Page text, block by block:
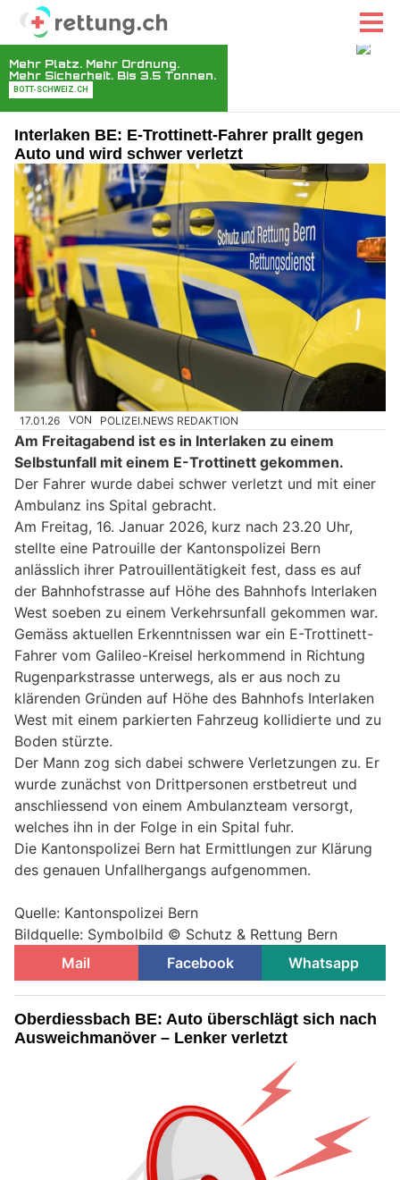
Interlaken BE: E-Trottinett-Fahrer prallt gegen
Auto und wird schwer verletzt
17.01.26 VON POLIZEI.NEWS REDAKTION
Am Freitagabend ist es in Interlaken zu einem
Selbstunfall mit einem E-Trottinett gekommen.
Der Fahrer wurde dabei schwer verletzt und mit einer
Ambulanz ins Spital gebracht.
Am Freitag, 16. Januar 2026, kurz nach 23.20 Uhr,
stellte eine Patrouille der Kantonspolizei Bern
anlässlich ihrer Patrouillentätigkeit fest, dass es auf
der Bahnhofstrasse auf Höhe des Bahnhofs Interlaken
West soeben zu einem Verkehrsunfall gekommen war.
Gemäss aktuellen Erkenntnissen war ein E-Trottinett-
Fahrer vom Galileo-Kreisel herkommend in Richtung
Rugenparkstrasse unterwegs, als er aus noch zu
klärenden Gründen auf Höhe des Bahnhofs Interlaken
West mit einem parkierten Fahrzeug kollidierte und zu
Boden stürzte.
Der Mann zog sich dabei schwere Verletzungen zu. Er
wurde zunächst von Drittpersonen erstbetreut und
anschliessend von einem Ambulanzteam versorgt,
welches ihn in der Folge in ein Spital fuhr.
Die Kantonspolizei Bern hat Ermittlungen zur Klärung
des genauen Unfallhergangs aufgenommen.
Quelle: Kantonspolizei Bern
Bildquelle: Symbolbild © Schutz & Rettung Bern
Mail
Facebook Whatsapp
Oberdiessbach BE: Auto überschlägt sich nach
Ausweichmanöver – Lenker verletzt